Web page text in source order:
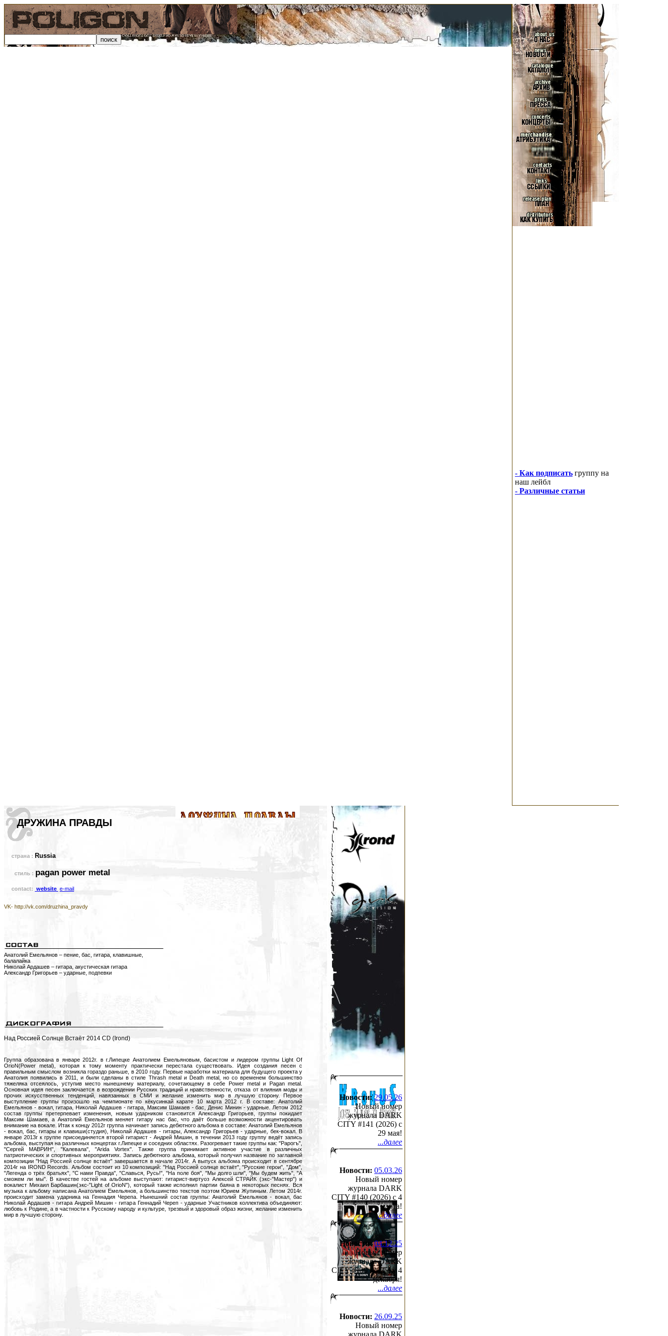
- Как подписать группу на
наш лейбл
- Различные статьи
ДРУЖИНА ПРАВДЫ
страна : Russia
стиль : pagan power metal
contact: website e-mail
VK- http://vk.com/druzhina_pravdy
Анатолий Емельянов – пение, бас, гитара, клавишные,
балалайка
Николай Ардашев – гитара, акустическая гитара
Александр Григорьев – ударные, подпевки
Над Россией Солнце Встаёт 2014 CD (Irond)
Группа образована в январе 2012г. в г.Липецке Анатолием Емельяновым, басистом и лидером группы Light Of
OrioN(Power metal), которая к тому моменту практически перестала существовать. Идея создания песен с
правильным смыслом возникла гораздо раньше, в 2010 году. Первые наработки материала для будущего проекта у
Анатолия появились в 2011, и были сделаны в стиле Thrash metal и Death metal, но со временем большинство
тяжеляка отсеялось, уступив место нынешнему материалу, сочетающему в себе Power metal и Pagan metal.
Основная идея песен заключается в возрождении Русских традиций и нравственности, отказа от влияния моды и
прочих искусственных тенденций, навязанных в СМИ и желание изменить мир в лучшую сторону. Первое
выступление группы произошло на чемпионате по кёкусинкай карате 10 марта 2012 г. В составе: Анатолий
Емельянов - вокал, гитара, Николай Ардашев - гитара, Максим Шамаев - бас, Денис Минин - ударные. Летом 2012
состав группы претерпевает изменения, новым ударником становится Александр Григорьев, группы покидает
Максим Шамаев, а Анатолий Емельянов меняет гитару нас бас, что даёт больше возможности акцентировать
внимание на вокале. Итак к концу 2012г группа начинает запись дебютного альбома в составе: Анатолий Емельянов
- вокал, бас, гитары и клавиши(студия), Николай Ардашев - гитары, Александр Григорьев - ударные, бек-вокал. В
январе 2013г к группе присоединяется второй гитарист - Андрей Мишин, в течении 2013 году группу ведёт запись
альбома, выступая на различных концертах г.Липецке и соседних областях. Разогревает такие группы как: "Рарогъ",
"Сергей МАВРИН", "Калевала", "Arida Vortex". Также группа принимает активное участие в различных
патриотических и спортивных мероприятиях. Запись дебютного альбома, который получил название по заглавной
композиции "Над Россией солнце встаёт" завершается в начале 2014г. А выпуск альбома происходит в сентябре
2014г на IROND Records. Альбом состоит из 10 композиций: "Над Россией солнце встаёт", "Русские герои", "Дом",
"Легенда о трёх братьях", "С нами Правда", "Славься, Русь!", "На поле боя", "Мы долго шли", "Мы будем жить", "А
сможем ли мы". В качестве гостей на альбоме выступают: гитарист-виртуоз Алексей СТРАЙК (экс-"Мастер") и
вокалист Михаил Барбашин(экс-"Light of OrioN"), который также исполнил партии баяна в некоторых песнях. Вся
музыка к альбому написана Анатолием Емельянов, а большинство текстов поэтом Юрием Жупиным. Летом 2014г.
происходит замена ударника на Геннадия Черепа. Нынешний состав группы: Анатолий Емельянов - вокал, бас
Николай Ардашев - гитара Андрей Мишин - гитара Геннадий Череп - ударные Участников коллектива объединяют:
любовь к Родине, а в частности к Русскому народу и культуре, трезвый и здоровый образ жизни, желание изменить
мир в лучшую сторону.
Новости:29.05.26
Новый номер
журнала DARK
CITY #141 (2026) c
29 мая!
...далее
Новости: 05.03.26
Новый номер
журнала DARK
CITY #140 (2026) c 4
марта!
...далее
Новости:04.12.25
Новый номер
журнала DARK
CITY #139 (2025) c 4
декабря!
...далее
Новости: 26.09.25
Новый номер
журнала DARK